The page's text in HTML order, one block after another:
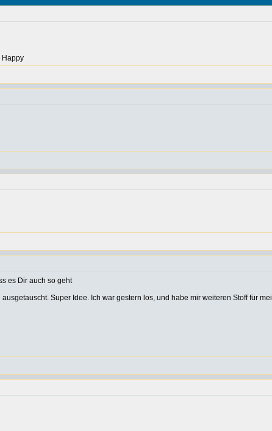
es Dir auch so geht
Super Idee. Ich war gestern los, und habe mir weiteren Stoff für